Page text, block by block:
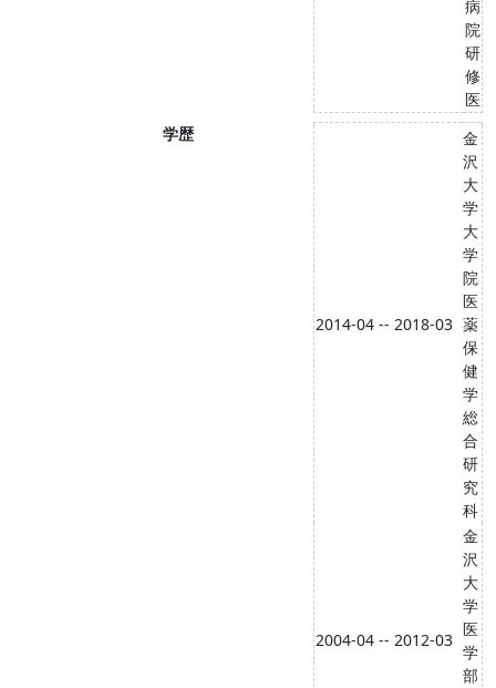
病
院
研
修
医
学歴
2014-04 -- 2018-03
金
沢
大
学
大
学
院
医
薬
保
健
学
総
合
研
究
科
2004-04 -- 2012-03
金
沢
大
学
医
学
部